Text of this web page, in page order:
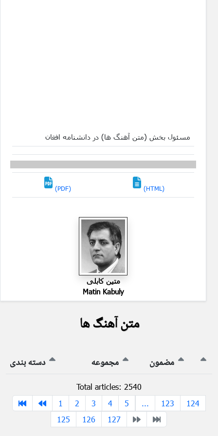
مسئول بخش (متن آهنگ ها) در دانشنامه افغان
(PDF) (HTML)
متین کابلی
Matin Kabuly
متن آهنگ ها
مضمون مجموعه دسته بندی
Total articles: 2540
1
2 3 4 5 ... 123
124
125
126 127